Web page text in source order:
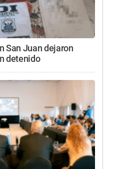
San Juan dejaron
detenido